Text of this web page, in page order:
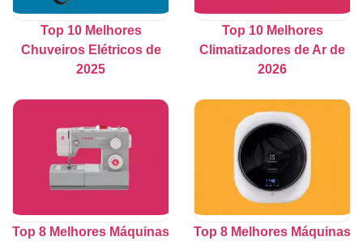
Top 10 Melhores
Chuveiros Elétricos de
2025
Top 10 Melhores
Climatizadores de Ar de
2026
Top 8 Melhores Máquinas
Top 8 Melhores Máquinas